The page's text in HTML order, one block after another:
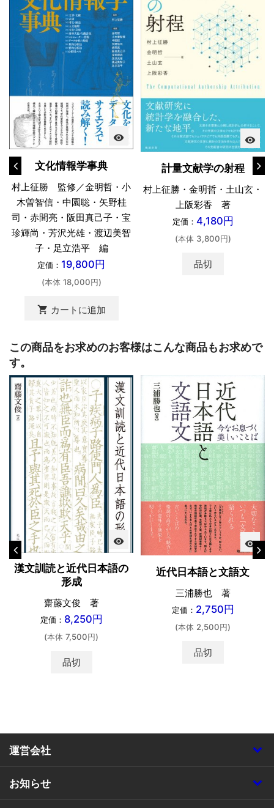
visibility
文化情報学事典
村上征勝 監修／金明哲・小
木曽智信・中園聡・矢野桂
司・赤間亮・阪田真己子・宝
珍輝尚・芳沢光雄・渡辺美智
子・足立浩平 編
定価： 19,800円
(本体 18,000円)
shopping_cart カートに追加
visibility
計量文献学の射程
村上征勝・金明哲・土山玄・
上阪彩香 著
定価： 4,180円
(本体 3,800円)
品切
この商品をお求めのお客様はこんな商品もお求めで
す。
visibility
漢文訓読と近代日本語の
形成
齋藤文俊 著
定価： 8,250円
(本体 7,500円)
品切
visibility
近代日本語と文語文
三浦勝也 著
定価： 2,750円
(本体 2,500円)
品切
運営会社
お知らせ